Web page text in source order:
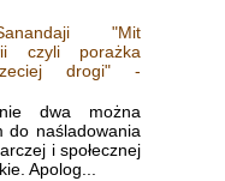
"Mit
czyli porażka
drogi" -
dwa można
do naśladowania
i społecznej
Apolog...